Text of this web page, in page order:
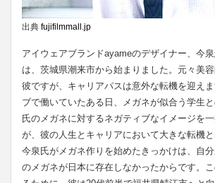
出典 fujifilmmall.jp
アイウェアブランドayameのデザイナー、今
は、茨城県潮来市から始まりました。元々美
彼ですが、キャリアパスは意外な転機を迎え
ブで働いていたある日、メガネが似合う学生
氏のメガネに対するネガティブなイメージを
が、彼の人生とキャリアにおいて大きな転機と
今泉氏がメガネ作りを始めたきっかけは、自
のメガネが日本に存在しなかったからです。